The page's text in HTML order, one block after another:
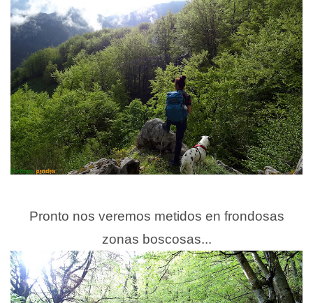
Pronto nos veremos metidos en frondosas
zonas boscosas...